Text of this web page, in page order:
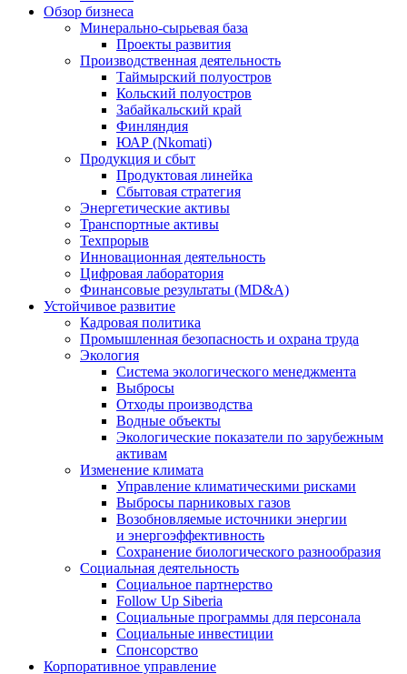
Обзор бизнеса
Минерально-сырьевая база
Проекты развития
Производственная деятельность
Таймырский полуостров
Кольский полуостров
Забайкальский край
Финляндия
ЮАР (Nkomati)
Продукция и сбыт
Продуктовая линейка
Сбытовая стратегия
Энергетические активы
Транспортные активы
Техпрорыв
Инновационная деятельность
Цифровая лаборатория
Финансовые результаты (MD&A)
Устойчивое развитие
Кадровая политика
Промышленная безопасность и охрана труда
Экология
Система экологического менеджмента
Выбросы
Отходы производства
Водные объекты
Экологические показатели по зарубежным
активам
Изменение климата
Управление климатическими рисками
Выбросы парниковых газов
Возобновляемые источники энергии
и энергоэффективность
Сохранение биологического разнообразия
Социальная деятельность
Социальное партнерство
Follow Up Siberia
Социальные программы для персонала
Социальные инвестиции
Спонсорство
Корпоративное управление